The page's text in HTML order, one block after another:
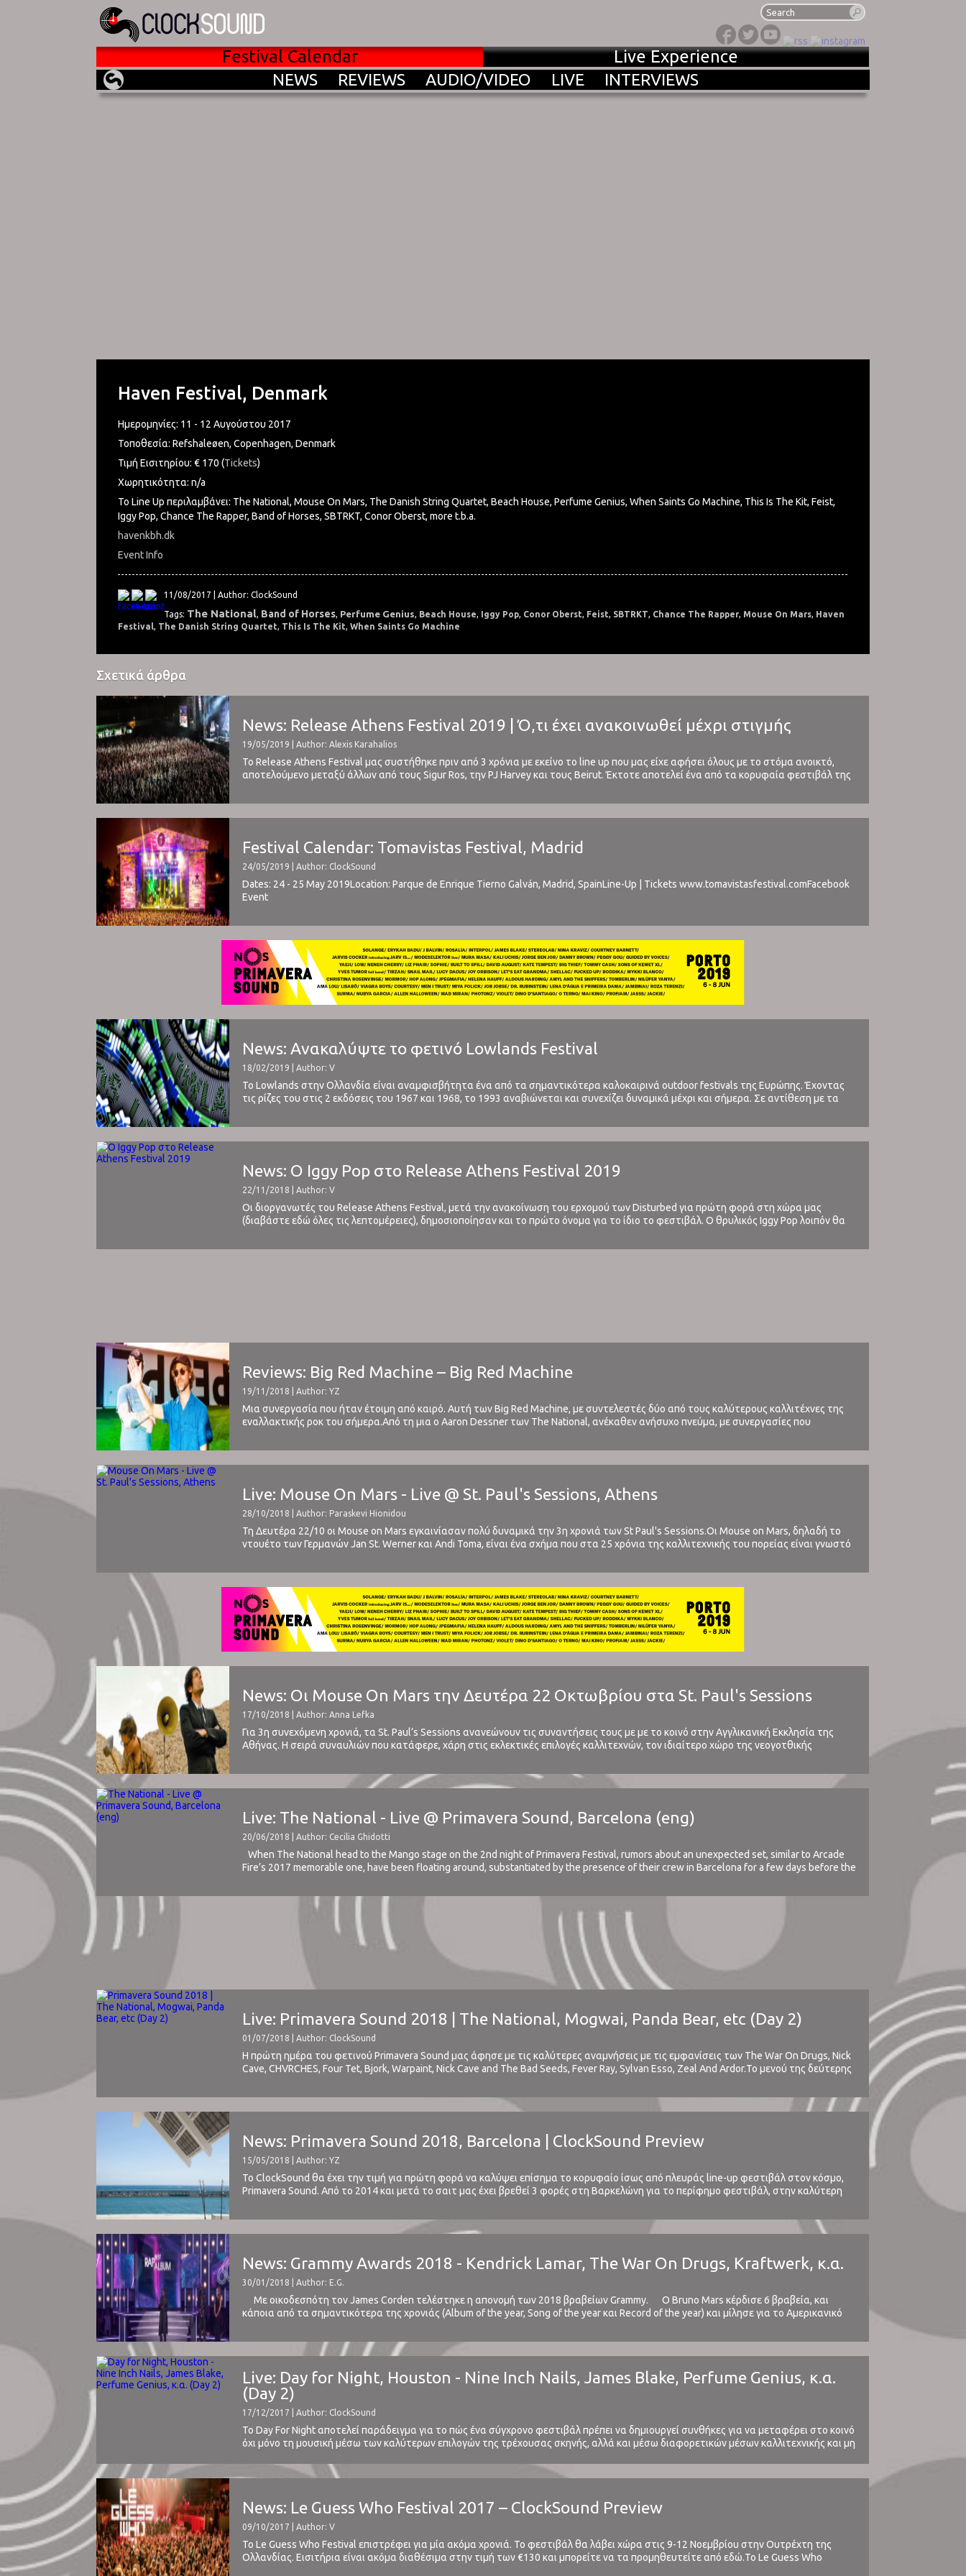
Festival Calendar Live Experience
NEWS REVIEWS AUDIO/VIDEO LIVE INTERVIEWS
Haven Festival, Denmark
Ημερομηνίες: 11 - 12 Αυγούστου 2017
Τοποθεσία: Refshaleøen, Copenhagen, Denmark
Τιμή Εισιτηρίου: € 170 (Tickets)
Χωρητικότητα: n/a
Το Line Up περιλαμβάνει: The National, Mouse On Mars, The Danish String Quartet, Beach House, Perfume Genius, When Saints Go Machine, This Is The Kit, Feist,
Iggy Pop, Chance The Rapper, Band of Horses, SBTRKT, Conor Oberst, more t.b.a.
havenkbh.dk
Event Info
11/08/2017 | Author: ClockSound
Tags: The National, Band of Horses, Perfume Genius, Beach House, Iggy Pop, Conor Oberst, Feist, SBTRKT, Chance The Rapper, Mouse On Mars, Haven
Festival, The Danish String Quartet, This Is The Kit,When Saints Go Machine
Σχετικά άρθρα
News: Release Athens Festival 2019 | Ό,τι έχει ανακοινωθεί μέχρι στιγμής
19/05/2019 | Author: Alexis Karahalios
Το Release Athens Festival μας συστήθηκε πριν από 3 χρόνια με εκείνο το line up που μας είχε αφήσει όλους με το στόμα ανοικτό,
αποτελούμενο μεταξύ άλλων από τους Sigur Ros, την PJ Harvey και τους Beirut. Έκτοτε αποτελεί ένα από τα κορυφαία φεστιβάλ της
Festival Calendar: Tomavistas Festival, Madrid
24/05/2019 | Author: ClockSound
Dates: 24 - 25 May 2019Location: Parque de Enrique Tierno Galván, Madrid, SpainLine-Up | Tickets www.tomavistasfestival.comFacebook
Event ⁪
News: Ανακαλύψτε το φετινό Lowlands Festival
18/02/2019 | Author: V
Το Lowlands στην Ολλανδία είναι αναμφισβήτητα ένα από τα σημαντικότερα καλοκαιρινά outdoor festivals της Ευρώπης. Έχοντας
τις ρίζες του στις 2 εκδόσεις του 1967 και 1968, το 1993 αναβιώνεται και συνεχίζει δυναμικά μέχρι και σήμερα. Σε αντίθεση με τα
News: Ο Iggy Pop στο Release Athens Festival 2019
22/11/2018 | Author: V
Οι διοργανωτές του Release Athens Festival, μετά την ανακοίνωση του ερχομού των Disturbed για πρώτη φορά στη χώρα μας
(διαβάστε εδώ όλες τις λεπτομέρειες), δημοσιοποίησαν και το πρώτο όνομα για το ίδιο το φεστιβάλ. Ο θρυλικός Iggy Pop λοιπόν θα
Reviews: Big Red Machine – Big Red Machine
19/11/2018 | Author: YZ
Μια συνεργασία που ήταν έτοιμη από καιρό. Αυτή των Big Red Machine, με συντελεστές δύο από τους καλύτερους καλλιτέχνες της
εναλλακτικής ροκ του σήμερα.Από τη μια ο Aaron Dessner των The National, ανέκαθεν ανήσυχο πνεύμα, με συνεργασίες που
Live: Mouse On Mars - Live @ St. Paul's Sessions, Athens
28/10/2018 | Author: Paraskevi Hionidou
Τη Δευτέρα 22/10 οι Μouse on Mars εγκαινίασαν πολύ δυναμικά την 3η χρονιά των St Paul's Sessions.Οι Mouse on Mars, δηλαδή το
ντουέτο των Γερμανών Jan St. Werner και Andi Toma, είναι ένα σχήμα που στα 25 χρόνια της καλλιτεχνικής του πορείας είναι γνωστό
News: Οι Mouse On Mars την Δευτέρα 22 Οκτωβρίου στα St. Paul's Sessions
17/10/2018 | Author: Anna Lefka
Για 3η συνεχόμενη χρονιά, τα St. Paul’s Sessions ανανεώνουν τις συναντήσεις τους με με το κοινό στην Αγγλικανική Εκκλησία της
Αθήνας. Η σειρά συναυλιών που κατάφερε, χάρη στις εκλεκτικές επιλογές καλλιτεχνών, τον ιδιαίτερο χώρο της νεογοτθικής
Live: The National - Live @ Primavera Sound, Barcelona (eng)
20/06/2018 | Author: Cecilia Ghidotti
When The National head to the Mango stage on the 2nd night of Primavera Festival, rumors about an unexpected set, similar to Arcade
Fire’s 2017 memorable one, have been floating around, substantiated by the presence of their crew in Barcelona for a few days before the
Live: Primavera Sound 2018 | The National, Mogwai, Panda Bear, etc (Day 2)
01/07/2018 | Author: ClockSound
Η πρώτη ημέρα του φετινού Primavera Sound μας άφησε με τις καλύτερες αναμνήσεις με τις εμφανίσεις των The War On Drugs, Nick
Cave, CHVRCHES, Four Tet, Bjork, Warpaint, Nick Cave and The Bad Seeds, Fever Ray, Sylvan Esso, Zeal And Ardor.Το μενού της δεύτερης
News: Primavera Sound 2018, Barcelona | ClockSound Preview
15/05/2018 | Author: YZ
Το ClockSound θα έχει την τιμή για πρώτη φορά να καλύψει επίσημα το κορυφαίο ίσως από πλευράς line-up φεστιβάλ στον κόσμο,
Primavera Sound. Από το 2014 και μετά το σαιτ μας έχει βρεθεί 3 φορές στη Βαρκελώνη για το περίφημο φεστιβάλ, στην καλύτερη
News: Grammy Awards 2018 - Kendrick Lamar, The War On Drugs, Kraftwerk, κ.α.
30/01/2018 | Author: E.G.
Με οικοδεσπότη τον James Corden τελέστηκε η απονομή των 2018 βραβείων Grammy. Ο Bruno Mars κέρδισε 6 βραβεία, και
κάποια από τα σημαντικότερα της χρονιάς (Album of the year, Song of the year και Record of the year) και μίλησε για το Αμερικανικό
Live: Day for Night, Houston - Nine Inch Nails, James Blake, Perfume Genius, κ.α.
(Day 2)
17/12/2017 | Author: ClockSound
Το Day For Night αποτελεί παράδειγμα για το πώς ένα σύγχρονο φεστιβάλ πρέπει να δημιουργεί συνθήκες για να μεταφέρει στο κοινό
όχι μόνο τη μουσική μέσω των καλύτερων επιλογών της τρέχουσας σκηνής, αλλά και μέσω διαφορετικών μέσων καλλιτεχνικής και μη
News: Le Guess Who Festival 2017 – ClockSound Preview
09/10/2017 | Author: V
Το Le Guess Who Festival επιστρέφει για μία ακόμα χρονιά. Το φεστιβάλ θα λάβει χώρα στις 9-12 Νοεμβρίου στην Ουτρέχτη της
Ολλανδίας. Εισιτήρια είναι ακόμα διαθέσιμα στην τιμή των €130 και μπορείτε να τα προμηθευτείτε από εδώ.Το Le Guess Who